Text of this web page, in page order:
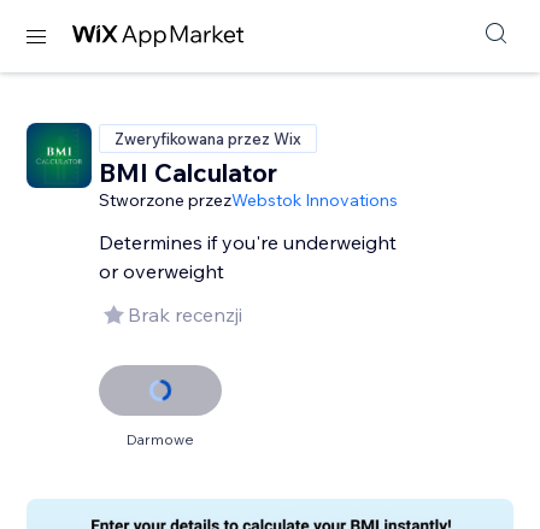
Zweryfikowana przez Wix
BMI Calculator
Stworzone przezWebstok Innovations
Determines if you're underweight
or overweight
Brak recenzji
Darmowe